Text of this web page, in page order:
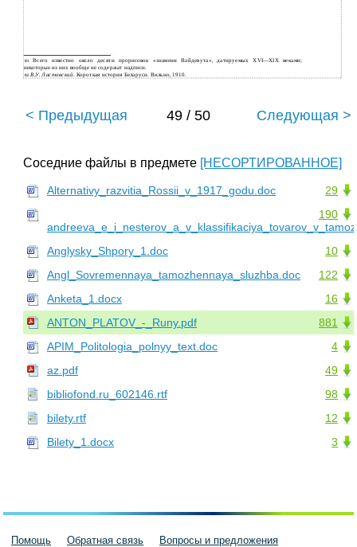
191 Всего известно около десяти прорисовок «знамени Вайдевута», датируемыхXVI—XIX веками;
некоторые из них вообще не содержат надписи.
192 В.У. Ластовский. Короткая история Беларуси. Вильно, 1910.
< Предыдущая 49 / 50 Следующая >
Соседние файлы в предмете [НЕСОРТИРОВАННОЕ]
29
Alternativy_razvitia_Rossii_v_1917_godu.doc
190
10
Anglysky_Shpory_1.doc
122
Angl_Sovremennaya_tamozhennaya_sluzhba.doc
16
Anketa_1.docx
881
ANTON_PLATOV_-_Runy.pdf
4
APIM_Politologia_polnyy_text.doc
49
az.pdf
98
bibliofond.ru_602146.rtf
12
bilety.rtf
3
Bilety_1.docx
Помощь Обратная связь Вопросы и предложения